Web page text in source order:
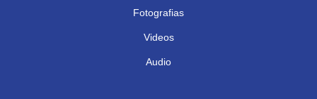
Fotografias
Videos
Audio